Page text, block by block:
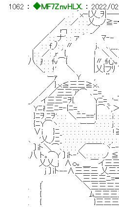
1062 ：◆MF7ZnvHLX. ：2022/
. : ´xｰ{乂_ｦ
／: :／: : :乂__ノ
／ r┐: : : : : _／
／: :_ナ': : ァ ´ ﾏ
／: : f_ﾉ: : 〃 ｊ､ ､
. |: : ／: ,r ´{, ! ＼
八: j!: : fｖ⌒{ |〃,f
＼; : :!' ＼ |乂{フﾘ
ーｧ Y ,
／},ｘ≦三三
／ ／三三ア⌒
_／ イ三三ﾆｦ{. Yﾆ
Yﾆi!三ﾆ=‐{ﾆ=_ |⌒ヾ,
}ﾆｦ,ﾆｦ': : : ＼ﾆﾆ
{ﾆY⌒ヽ: : : : : :ー─': :
∨i }ﾆ_: : : : : : : :
､ '乂_ﾉﾆ_ : : : : :
〕iト＼⌒､: : : :
.八 ト｡⌒Y 〕iト‐'
乂乂_ｊ ∧ｏ｡ ＿
ｊ 〕ｉト--∧三三三 乂三
, ＼三三三ﾆ=━‐‐
. { ＼三三三三ﾆﾆﾆ
. { ﾑ三三三三三ﾆ､∨
. { }三三三三三ﾆﾑ